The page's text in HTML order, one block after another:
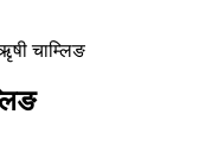
चाम्लिङ